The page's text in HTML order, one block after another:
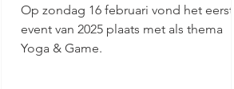
Op zondag 16 februari vond het eerste
event van 2025 plaats met als thema
Yoga & Game.